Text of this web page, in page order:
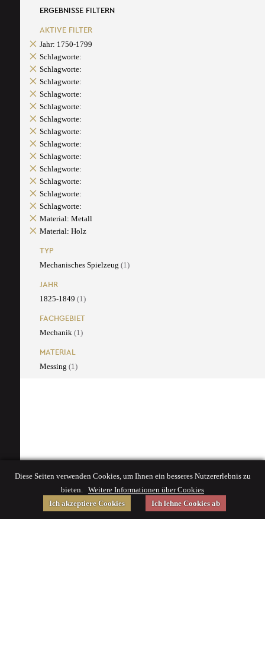
ERGEBNISSE FILTERN
AKTIVE FILTER
Jahr: 1750-1799
Schlagworte:
Schlagworte:
Schlagworte:
Schlagworte:
Schlagworte:
Schlagworte:
Schlagworte:
Schlagworte:
Schlagworte:
Schlagworte:
Schlagworte:
Schlagworte:
Schlagworte:
Material: Metall
Material: Holz
TYP
Mechanisches Spielzeug (1)
JAHR
1825-1849 (1)
FACHGEBIET
Mechanik (1)
MATERIAL
Messing (1)
Diese Seiten verwenden Cookies, um Ihnen ein besseres Nutzererlebnis zu
bieten. Weitere Informationen über Cookies
Ich akzeptiere Cookies
Ich lehne Cookies ab